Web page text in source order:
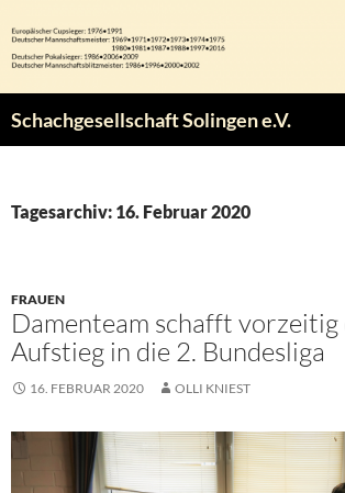
Inhalt
springen
Schachgesellschaft Solingen e.V.
Tagesarchiv: 16. Februar 2020
FRAUEN
Damenteam schafft vorzeitig
Aufstieg in die 2. Bundesliga
16. FEBRUAR 2020 OLLI KNIEST